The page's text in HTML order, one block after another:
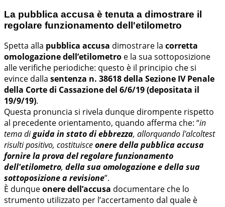
La pubblica accusa è tenuta a dimostrare il
regolare funzionamento dell'etilometro
Spetta alla pubblica accusa dimostrare la corretta
omologazione dell’etilometro e la sua sottoposizione
alle verifiche periodiche: questo è il principio che si
evince dalla sentenza n. 38618 della Sezione IV Penale
della Corte di Cassazione del 6/6/19 (depositata il
19/9/19).
Questa pronuncia si rivela dunque dirompente rispetto
al precedente orientamento, quando afferma che: “in
tema diguida in stato di ebbrezza, allorquando l'alcoltest
risulti positivo, costituisceonere della pubblica accusa
fornire la prova del regolare funzionamento
dell'etilometro, della sua omologazione e della sua
sottoposizione a revisione”.
È dunqueonere dell’accusa documentare che lo
strumento utilizzato per l’accertamento dal quale è